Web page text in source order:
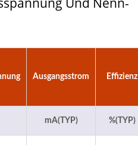
Ausgangsstrom Effizienz
mA(TYP) %(TYP)